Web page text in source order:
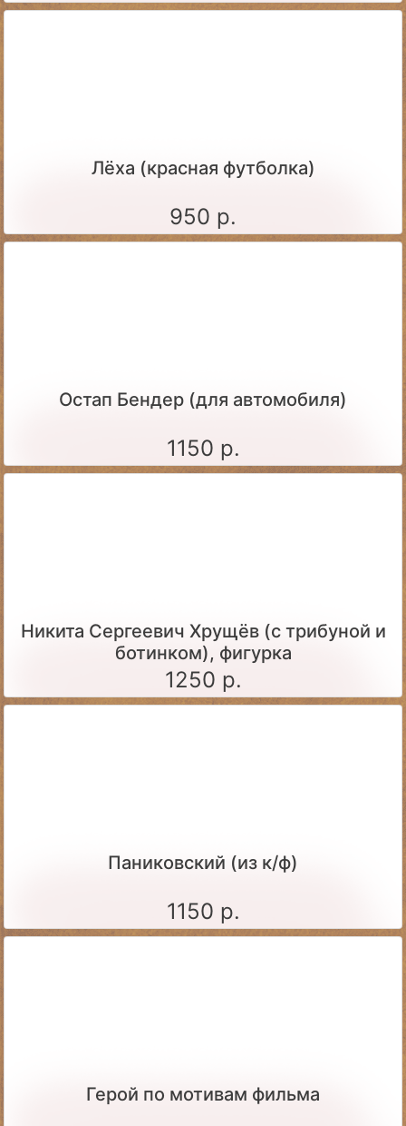
Лёха (красная футболка)
950 р.
Остап Бендер (для автомобиля)
1150 р.
Никита Сергеевич Хрущёв (с трибуной и
ботинком), фигурка
1250 р.
Паниковский (из к/ф)
1150 р.
Герой по мотивам фильма